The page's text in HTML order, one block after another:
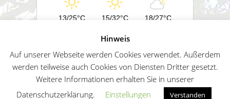
13/25°C 15/32°C 18/27°C
Impressum Datenschutz Sitemap German
Hinweis
Auf unserer Webseite werden Cookies verwendet. Außerdem
werden teilweise auch Cookies von Diensten Dritter gesetzt.
Weitere Informationen erhalten Sie in unserer
Datenschutzerklärung.
Einstellungen Verstanden